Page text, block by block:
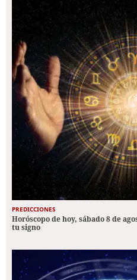
PREDICCIONES
Horóscopo de hoy, sábado 8 de
tu signo